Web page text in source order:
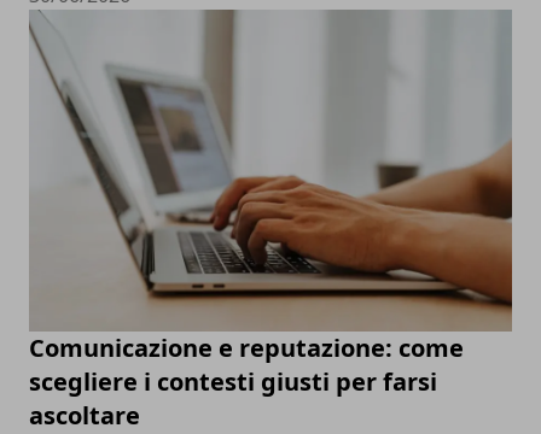
Comunicazione e reputazione: come
scegliere i contesti giusti per farsi
ascoltare